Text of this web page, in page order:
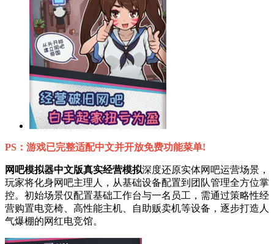
PS：游戏已完整适配中文并开放免费功能菜单!
网吧模拟器中文版真实经营模拟深度还原实体网吧运营场景，
玩家将化身网吧主理人，从基础设备配置到团队管理全方位掌
控。初始场景仅配置基础工作台与一名员工，需通过策略性经
营购置电竞椅、高性能主机、自助贩卖机等设备，逐步打造人
气爆棚的网红电竞馆。